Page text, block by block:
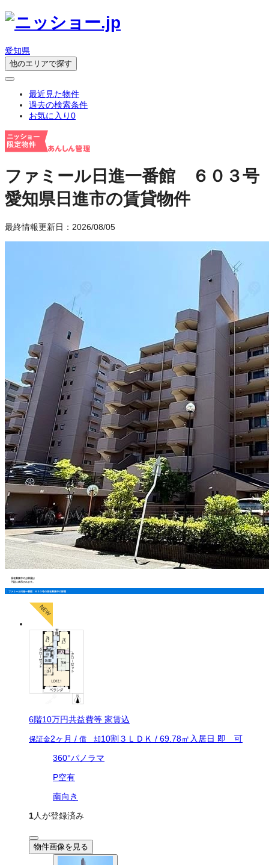
愛知県
他のエリアで探す
最近見た物件
過去の検索条件
お気に入り0
ファミール日進一番館 ６０３号
愛知県日進市の賃貸物件
最終情報更新日：2026/08/05
現在募集中のお部屋は
下記に表示されます。
ファミール日進一番館 ６０３号の現在募集中の部屋
6階10万円共益費等 家賃込
保証金2ヶ月 / 償 却10割 ３ＬＤＫ / 69.78㎡ 入居日 即 可
360°パノラマ
P空有
南向き
1人が登録済み
物件画像を見る